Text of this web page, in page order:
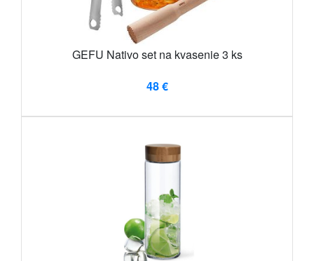
GEFU Nativo set na kvasenie 3 ks
48 €